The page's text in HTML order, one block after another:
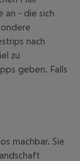
an - die sich
nach
zu
geben. Falls
machbar. Sie